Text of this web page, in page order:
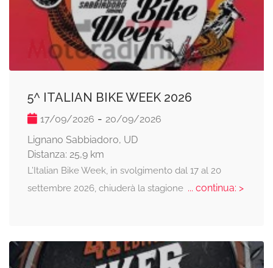
5^ ITALIAN BIKE WEEK 2026
17/09/2026 - 20/09/2026
Lignano Sabbiadoro, UD
Distanza: 25,9 km
L’Italian Bike Week, in svolgimento dal 17 al 20
settembre 2026, chiuderà la stagione... continua: >